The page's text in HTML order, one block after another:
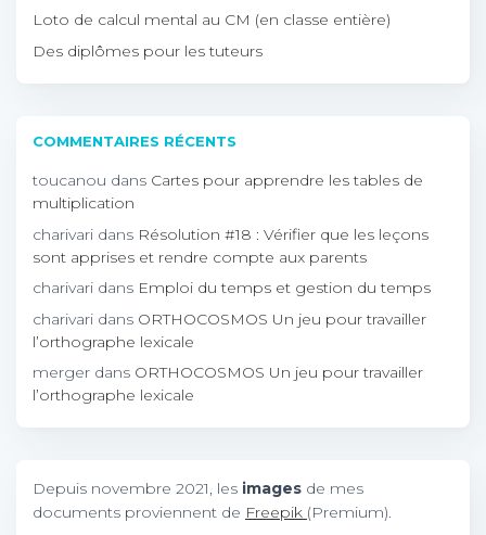
Loto de calcul mental au CM (en classe entière)
Des diplômes pour les tuteurs
COMMENTAIRES RÉCENTS
toucanou dans Cartes pour apprendre les tables de
multiplication
charivari dans Résolution #18 : Vérifier que les leçons
sont apprises et rendre compte aux parents
charivari dans Emploi du temps et gestion du temps
charivari dans ORTHOCOSMOS Un jeu pour travailler
l’orthographe lexicale
merger dans ORTHOCOSMOS Un jeu pour travailler
l’orthographe lexicale
Depuis novembre 2021, les images de mes
documents proviennent de Freepik (Premium).